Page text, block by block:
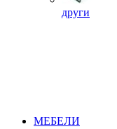
други
МЕБЕЛИ